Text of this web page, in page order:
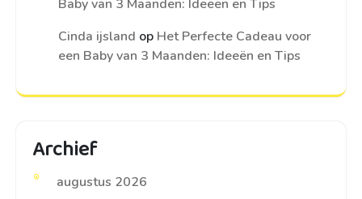
Baby van 3 Maanden: Ideeën en Tips
Cinda ijsland op Het Perfecte Cadeau voor
een Baby van 3 Maanden: Ideeën en Tips
Archief
augustus 2026